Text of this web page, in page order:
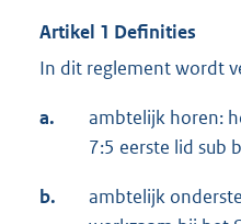
Artikel 1 Definities
In dit reglement wordt
a.
ambtelijk horen:
7:5 eerste lid sub
b.
ambtelijk